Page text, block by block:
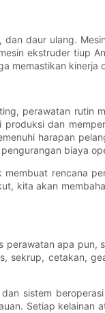
daur ulang.
ekstruder tiup
memastikan kinerja
perawatan rutin
dan
harapan
biaya
rencana
kita akan
apa pun,
sekrup, cetakan,
sistem
Setiap kelainan